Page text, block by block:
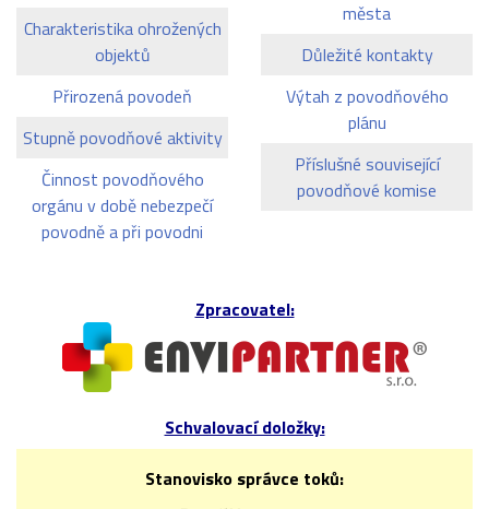
Charakteristika ohrožených
objektů
Přirozená povodeň
Stupně povodňové aktivity
Činnost povodňového
orgánu v době nebezpečí
povodně a při povodni
města
Důležité kontakty
Výtah z povodňového
plánu
Příslušné související
povodňové komise
Zpracovatel:
Schvalovací doložky:
Stanovisko správce toků: